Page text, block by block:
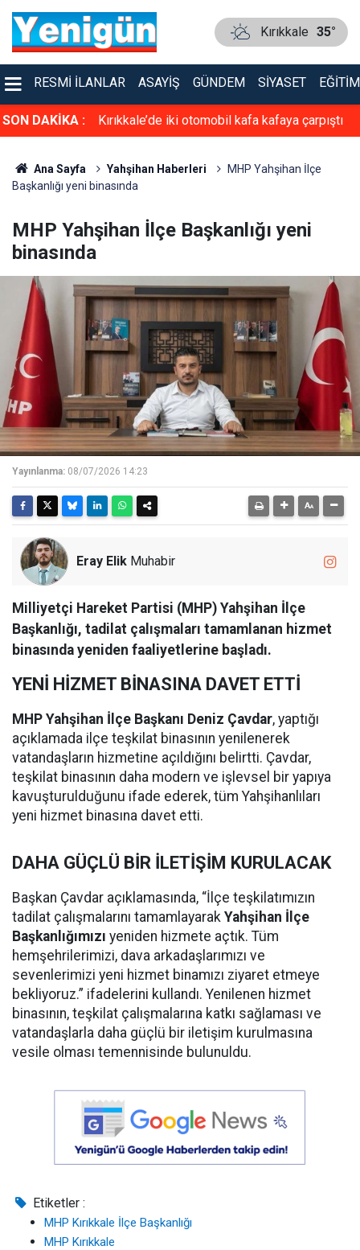
Kırıkkale 35°
RESMI İLANLAR ASAYIŞ GÜNDEM SIYASET EĞITIM
SON DAKİKA :
çarpıştı TSO’ya güçlü aday: Erol Ayan! Toptan ve
Ana Sayfa Yahşihan Haberleri
MHP Yahşihan İlçe
Başkanlığı yeni binasında
MHP Yahşihan İlçe Başkanlığı yeni
binasında
Yayınlanma: 08/07/2026 14:23
Eray Elik Muhabir
Milliyetçi Hareket Partisi (MHP) Yahşihan İlçe
Başkanlığı, tadilat çalışmaları tamamlanan hizmet
binasında yeniden faaliyetlerine başladı.
YENİ HİZMET BİNASINA DAVET ETTİ
MHP Yahşihan İlçe Başkanı Deniz Çavdar, yaptığı
açıklamada ilçe teşkilat binasının yenilenerek
vatandaşların hizmetine açıldığını belirtti. Çavdar,
teşkilat binasının daha modern ve işlevsel bir yapıya
kavuşturulduğunu ifade ederek, tüm Yahşihanlıları
yeni hizmet binasına davet etti.
DAHA GÜÇLÜ BİR İLETİŞİM KURULACAK
Başkan Çavdar açıklamasında, “İlçe teşkilatımızın
tadilat çalışmalarını tamamlayarak Yahşihan İlçe
Başkanlığımızı yeniden hizmete açtık. Tüm
hemşehrilerimizi, dava arkadaşlarımızı ve
sevenlerimizi yeni hizmet binamızı ziyaret etmeye
bekliyoruz.” ifadelerini kullandı. Yenilenen hizmet
binasının, teşkilat çalışmalarına katkı sağlaması ve
vatandaşlarla daha güçlü bir iletişim kurulmasına
vesile olması temennisinde bulunuldu.
Etiketler :
MHP Kırıkkale İlçe Başkanlığı
MHP Kırıkkale